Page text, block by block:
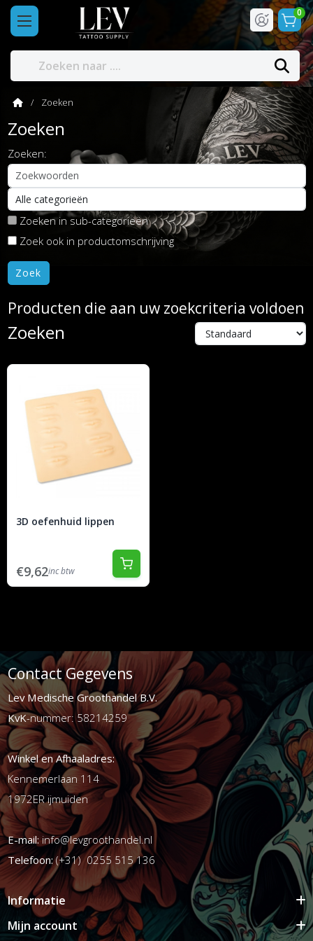
0
Zoeken
Zoeken
Zoeken:
Zoeken in sub-categorieën
Zoek ook in productomschrijving
Producten die aan uw zoekcriteria voldoen
Zoeken
3D oefenhuid lippen
€9,62inc btw
Contact Gegevens
Lev Medische Groothandel B.V.
KvK-nummer: 58214259
Winkel en Afhaaladres:
Kennemerlaan 114
1972ER ijmuiden
E-mail:info@levgroothandel.nl
Telefoon:(+31) 0255 515 136
Informatie
Mijn account